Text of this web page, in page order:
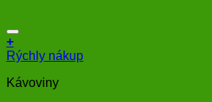
+
Rýchly nákup
Kávoviny